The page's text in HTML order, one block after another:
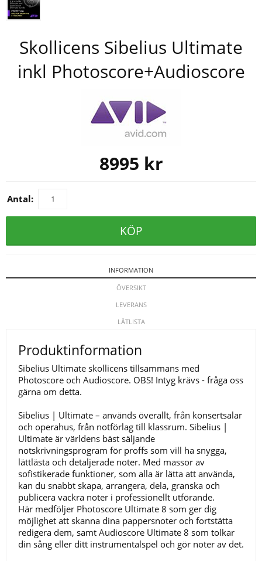
Skollicens Sibelius Ultimate
inkl Photoscore+Audioscore
8995 kr
Antal:
KÖP
INFORMATION
ÖVERSIKT
LEVERANS
LÅTLISTA
Produktinformation
Sibelius Ultimate skollicens tillsammans med
Photoscore och Audioscore. OBS! Intyg krävs - fråga oss
gärna om detta.
Sibelius | Ultimate – används överallt, från konsertsalar
och operahus, från notförlag till klassrum. Sibelius |
Ultimate är världens bäst säljande
notskrivningsprogram för proffs som vill ha snygga,
lättlästa och detaljerade noter. Med massor av
sofistikerade funktioner, som alla är lätta att använda,
kan du snabbt skapa, arrangera, dela, granska och
publicera vackra noter i professionellt utförande.
Här medföljer Photoscore Ultimate 8 som ger dig
möjlighet att skanna dina pappersnoter och fortstätta
redigera dem, samt Audioscore Ultimate 8 som tolkar
din sång eller ditt instrumentalspel och gör noter av det.